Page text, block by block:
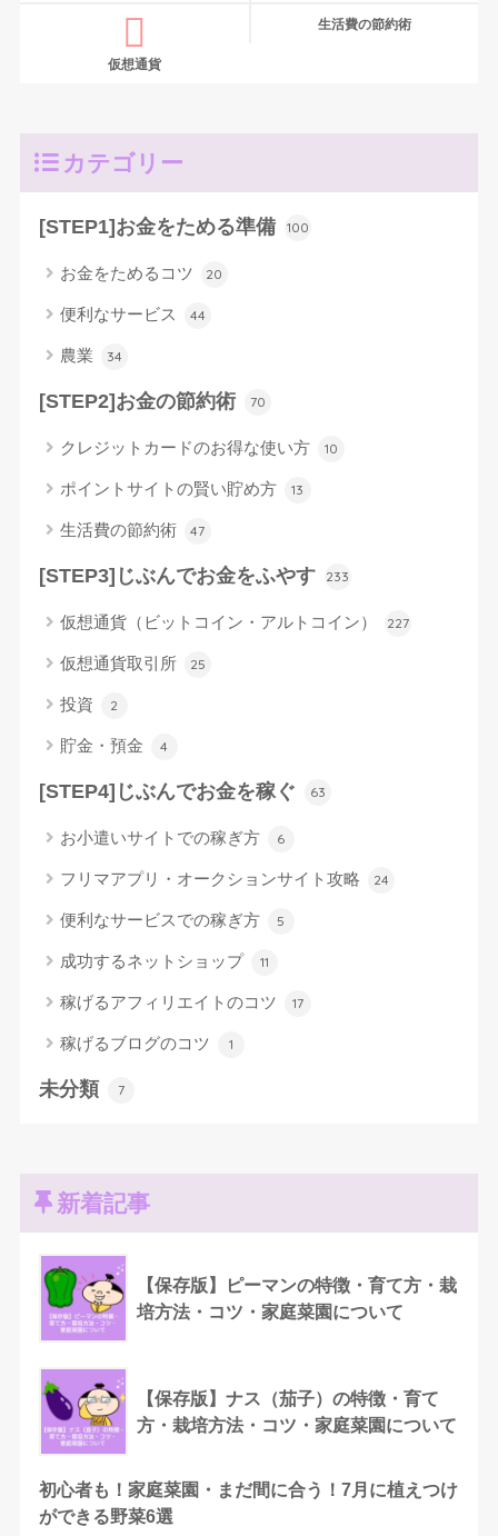
仮想通貨
生活費の節約術
カテゴリー
[STEP1]お金をためる準備 100
お金をためるコツ 20
便利なサービス 44
農業 34
[STEP2]お金の節約術 70
クレジットカードのお得な使い方 10
ポイントサイトの賢い貯め方 13
生活費の節約術 47
[STEP3]じぶんでお金をふやす 233
仮想通貨（ビットコイン・アルトコイン） 227
仮想通貨取引所 25
投資 2
貯金・預金 4
[STEP4]じぶんでお金を稼ぐ 63
お小遣いサイトでの稼ぎ方 6
フリマアプリ・オークションサイト攻略 24
便利なサービスでの稼ぎ方 5
成功するネットショップ 11
稼げるアフィリエイトのコツ 17
稼げるブログのコツ 1
未分類 7
新着記事
【保存版】ピーマンの特徴・育て方・栽
培方法・コツ・家庭菜園について
【保存版】ナス（茄子）の特徴・育て
方・栽培方法・コツ・家庭菜園について
初心者も！家庭菜園・まだ間に合う！7月に植えつけ
ができる野菜6選